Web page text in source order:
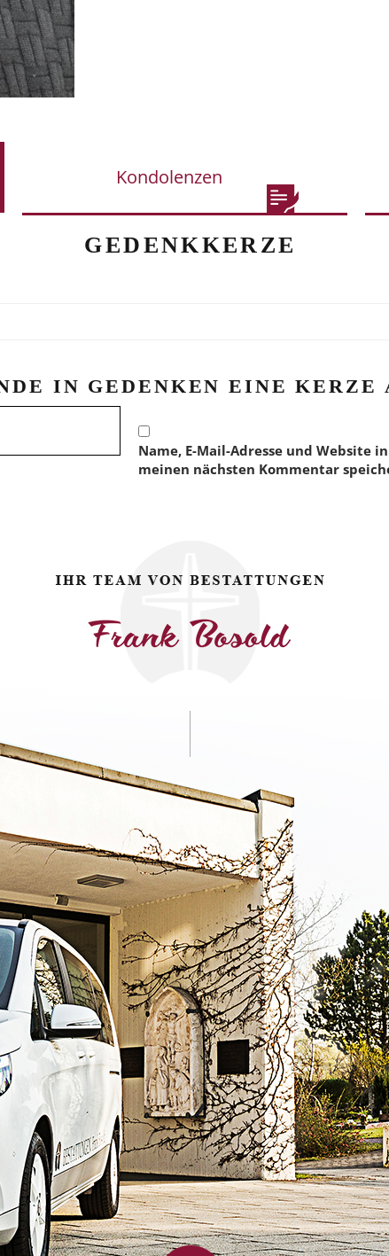
Kondolenzen
GEDENKKERZE
IN GEDENKEN EINE KERZE
Name, E-Mail-Adresse und Website
meinen nächsten Kommentar